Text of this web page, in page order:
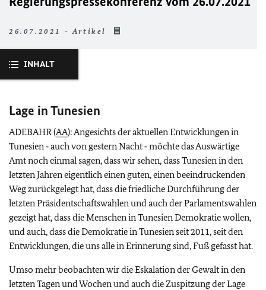
26.07.2021 - Artikel
INHALT
Lage in Tunesien
ADEBAHR (AA): Angesichts der aktuellen Entwicklungen in
Tunesien ‑ auch von gestern Nacht ‑ möchte das Auswärtige
Amt noch einmal sagen, dass wir sehen, dass Tunesien in den
letzten Jahren eigentlich einen guten, einen beeindruckenden
Weg zurückgelegt hat, dass die friedliche Durchführung der
letzten Präsidentschaftswahlen und auch der Parlamentswahlen
gezeigt hat, dass die Menschen in Tunesien Demokratie wollen,
und auch, dass die Demokratie in Tunesien seit 2011, seit den
Entwicklungen, die uns alle in Erinnerung sind, Fuß gefasst hat.
Umso mehr beobachten wir die Eskalation der Gewalt in den
letzten Tagen und Wochen und auch die Zuspitzung der Lage